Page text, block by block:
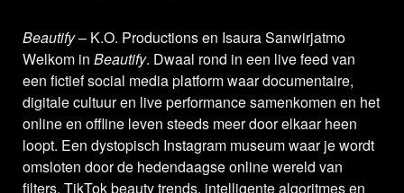
Beautify– K.O. Productions en Isaura Sanwirjatmo
Welkom in Beautify. Dwaal rond in een live feed van
een fictief social media platform waar documentaire,
digitale cultuur en live performance samenkomen en het
online en offline leven steeds meer door elkaar heen
loopt. Een dystopisch Instagram museum waar je wordt
omsloten door de hedendaagse online wereld van
filters, TikTok beauty trends, intelligente algoritmes en